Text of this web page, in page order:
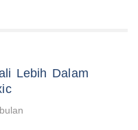
Lebih Dalam